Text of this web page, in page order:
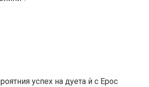
успех на дуета ѝ с Ерос